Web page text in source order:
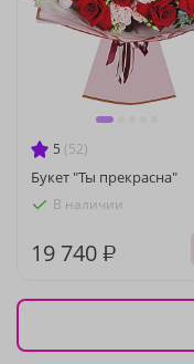
5 (52)
Букет "Ты прекрасна"
В наличии
19 740 ₽